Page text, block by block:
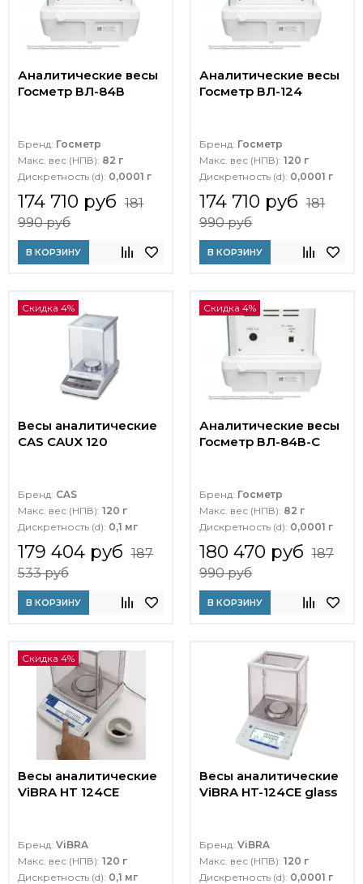
Аналитические весы
Госметр ВЛ-84В
Бренд: Госметр
Макс. вес (НПВ): 82 г
Дискретность (d): 0,0001 г
174 710 руб 181
990 руб
В КОРЗИНУ
Аналитические весы
Госметр ВЛ-124
Бренд: Госметр
Макс. вес (НПВ): 120 г
Дискретность (d): 0,0001 г
174 710 руб 181
990 руб
В КОРЗИНУ
Скидка 4%
Весы аналитические
CAS CAUX 120
Бренд: CAS
Макс. вес (НПВ): 120 г
Дискретность (d): 0,1 мг
179 404 руб 187
533 руб
В КОРЗИНУ
Скидка 4%
Аналитические весы
Госметр ВЛ-84В-С
Бренд: Госметр
Макс. вес (НПВ): 82 г
Дискретность (d): 0,0001 г
180 470 руб 187
990 руб
В КОРЗИНУ
Скидка 4%
Весы аналитические
ViBRA HT 124CE
Бренд: ViBRA
Макс. вес (НПВ): 120 г
Дискретность (d): 0,1 мг
Весы аналитические
ViBRA HT-124CE glass
Бренд: ViBRA
Макс. вес (НПВ): 120 г
Дискретность (d): 0,0001 г